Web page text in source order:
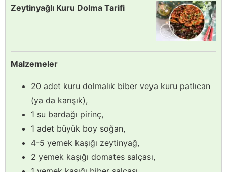
Zeytinyağlı Kuru Dolma Tarifi
Malzemeler
20 adet kuru dolmalık biber veya kuru patlıcan
(ya da karışık),
1 su bardağı pirinç,
1 adet büyük boy soğan,
4-5 yemek kaşığı zeytinyağ,
2 yemek kaşığı domates salçası,